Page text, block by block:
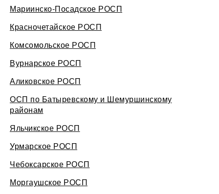
Мариинско-Посадское РОСП
Красночетайское РОСП
Комсомольское РОСП
Вурнарское РОСП
Аликовское РОСП
ОСП по Батыревскому и Шемуршинскому
районам
Яльчикское РОСП
Урмарское РОСП
Чебоксарское РОСП
Моргаушское РОСП